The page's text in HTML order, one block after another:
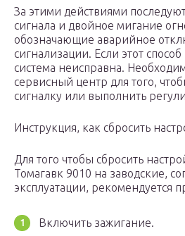
За этими действиями
сигнала и двойное мигание
обозначающие аварийное
сигнализации. Если этот
система неисправна.
сервисный центр для того,
сигналку или выполнить
Инструкция, как сбросить
Для того чтобы сбросить
Томагавк 9010 на заводские,
эксплуатации, рекомендуется
Включить зажигание.